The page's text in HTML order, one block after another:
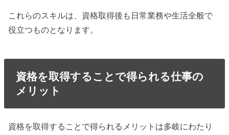
これらのスキルは、資格取得後も日常業務や生活全般で
役立つものとなります。
資格を取得することで得られる仕事の
メリット
資格を取得することで得られるメリットは多岐にわたり